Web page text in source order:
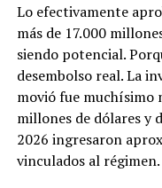
Lo efectivamente
más de 17.000
siendo potencial.
desembolso real. La
movió fue muchísimo
millones de dólares y
2026 ingresaron
vinculados al régimen.